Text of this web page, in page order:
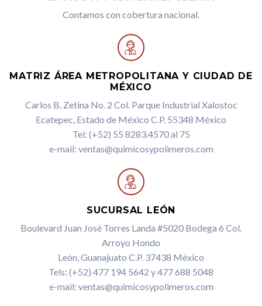
Contamos con cobertura nacional.
MATRIZ ÁREA METROPOLITANA Y CIUDAD DE
MÉXICO
Carlos B. Zetina No. 2 Col. Parque Industrial Xalostoc
Ecatepec, Estado de México C.P. 55348 México
Tel: (+52) 55 8283.4570 al 75
e-mail: ventas@quimicosypolimeros.com
SUCURSAL LEÓN
Boulevard Juan José Torres Landa #5020 Bodega 6 Col.
Arroyo Hondo
León, Guanajuato C.P. 37438 México
Tels: (+52) 477 194 5642 y 477 688 5048
e-mail: ventas@quimicosypolimeros.com